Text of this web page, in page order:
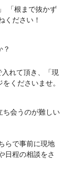
「根まで抜かず
ください！
れて頂き、「現
くださいませ。
ち会うのが難しい
らで事前に現地
日程の相談をさ